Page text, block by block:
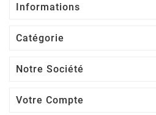
Informations
Catégorie
Notre Société
Votre Compte